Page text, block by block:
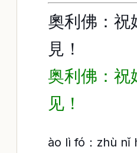
奧利佛：祝
見！
奥利佛：祝
见！
ào lì fó：zhù nǐ